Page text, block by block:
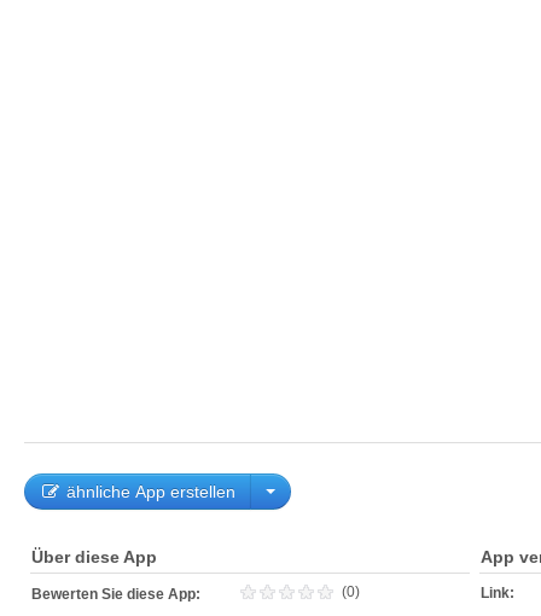
ähnliche App erstellen
Über diese App
Bewerten Sie diese App: (0)
App
Link: